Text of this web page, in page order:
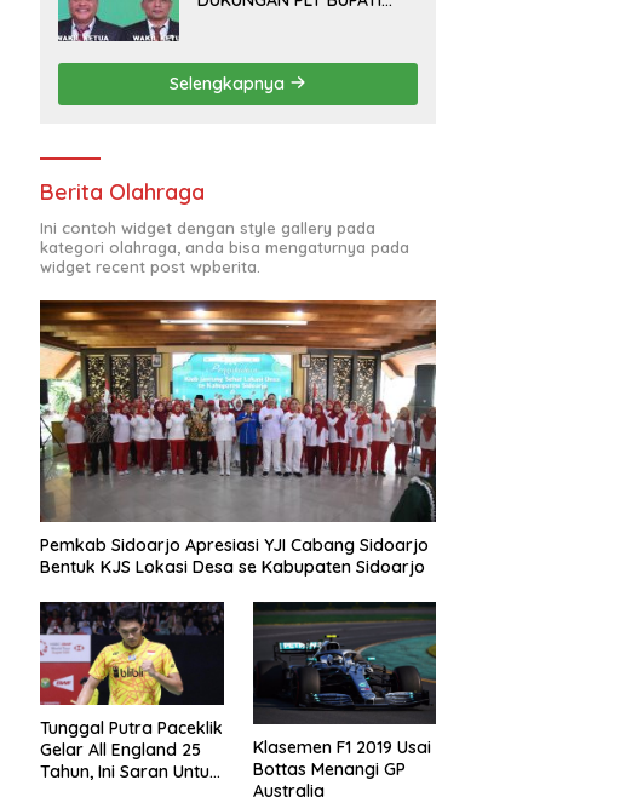
OUTDOOR LEARNING
(ODL) TK, PAUD, SD,
SMP/MTS KELUAR KOTA
Selengkapnya
Berita Olahraga
Ini contoh widget dengan style gallery pada
kategori olahraga, anda bisa mengaturnya pada
widget recent post wpberita.
Pemkab Sidoarjo Apresiasi YJI Cabang Sidoarjo
Bentuk KJS Lokasi Desa se Kabupaten Sidoarjo
Tunggal Putra Paceklik
Gelar All England 25
Tahun, Ini Saran Untuk
Klasemen F1 2019 Usai
Bottas Menangi GP
Australia